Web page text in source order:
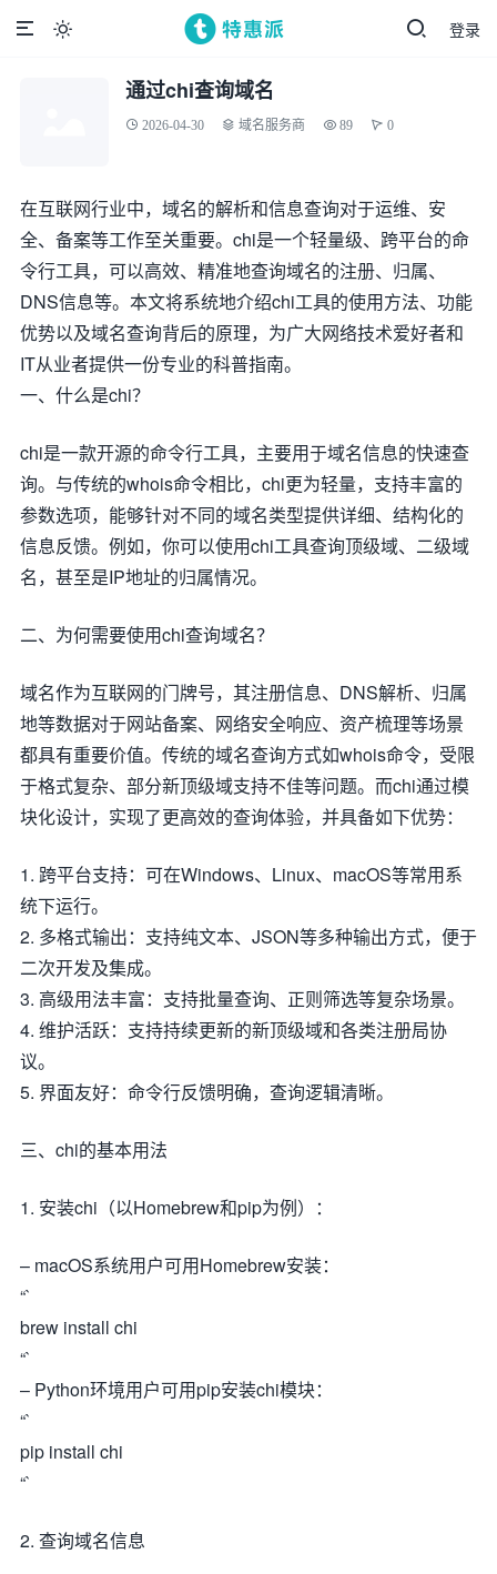
登录

通过chi查询域名
2026-04-30 域名服务商 89 0
在互联网行业中，域名的解析和信息查询对于运维、安
全、备案等工作至关重要。chi是一个轻量级、跨平台的命
令行工具，可以高效、精准地查询域名的注册、归属、
DNS信息等。本文将系统地介绍chi工具的使用方法、功能
优势以及域名查询背后的原理，为广大网络技术爱好者和
IT从业者提供一份专业的科普指南。
一、什么是chi？
chi是一款开源的命令行工具，主要用于域名信息的快速查
询。与传统的whois命令相比，chi更为轻量，支持丰富的
参数选项，能够针对不同的域名类型提供详细、结构化的
信息反馈。例如，你可以使用chi工具查询顶级域、二级域
名，甚至是IP地址的归属情况。
二、为何需要使用chi查询域名？
域名作为互联网的门牌号，其注册信息、DNS解析、归属
地等数据对于网站备案、网络安全响应、资产梳理等场景
都具有重要价值。传统的域名查询方式如whois命令，受限
于格式复杂、部分新顶级域支持不佳等问题。而chi通过模
块化设计，实现了更高效的查询体验，并具备如下优势：
1. 跨平台支持：可在Windows、Linux、macOS等常用系
统下运行。
2. 多格式输出：支持纯文本、JSON等多种输出方式，便于
二次开发及集成。
3. 高级用法丰富：支持批量查询、正则筛选等复杂场景。
4. 维护活跃：支持持续更新的新顶级域和各类注册局协
议。
5. 界面友好：命令行反馈明确，查询逻辑清晰。
三、chi的基本用法
1. 安装chi（以Homebrew和pip为例）：
– macOS系统用户可用Homebrew安装：
“`
brew install chi
“`
– Python环境用户可用pip安装chi模块：
“`
pip install chi
“`
2. 查询域名信息